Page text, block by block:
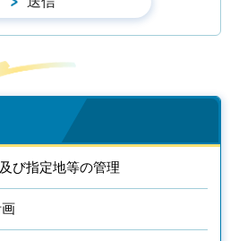
び指定地等の管理